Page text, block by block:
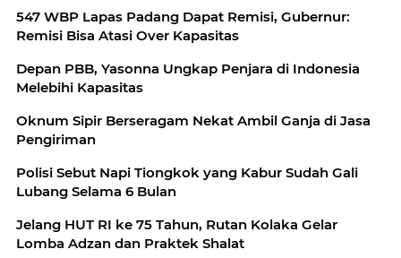
547 WBP Lapas Padang Dapat Remisi, Gubernur:
Remisi Bisa Atasi Over Kapasitas
Depan PBB, Yasonna Ungkap Penjara di Indonesia
Melebihi Kapasitas
Oknum Sipir Berseragam Nekat Ambil Ganja di Jasa
Pengiriman
Polisi Sebut Napi Tiongkok yang Kabur Sudah Gali
Lubang Selama 6 Bulan
Jelang HUT RI ke 75 Tahun, Rutan Kolaka Gelar
Lomba Adzan dan Praktek Shalat